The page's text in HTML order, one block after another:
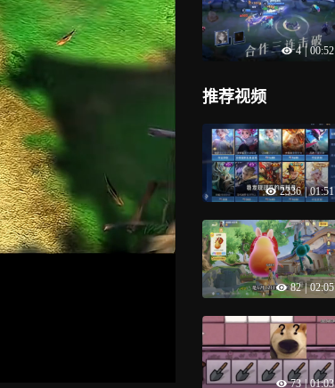
4 | 00:52
推荐视频
2336 01:51
82 | 02:05
73 | 01:03